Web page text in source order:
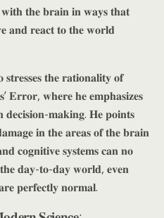
𝐭𝐡𝐞 𝐛𝐫𝐚𝐢𝐧 𝐢𝐧 𝐰𝐚𝐲𝐬 𝐭𝐡𝐚𝐭
𝐚𝐧𝐝 𝐫𝐞𝐚𝐜𝐭 𝐭𝐨 𝐭𝐡𝐞 𝐰𝐨𝐫𝐥𝐝
𝐭𝐡𝐞 𝐫𝐚𝐭𝐢𝐨𝐧𝐚𝐥𝐢𝐭𝐲 𝐨𝐟
𝐄𝐫𝐫𝐨𝐫, 𝐰𝐡𝐞𝐫𝐞 𝐡𝐞 𝐞𝐦𝐩𝐡𝐚𝐬𝐢𝐳𝐞𝐬
𝐝𝐞𝐜𝐢𝐬𝐢𝐨𝐧-𝐦𝐚𝐤𝐢𝐧𝐠. 𝐇𝐞 𝐩𝐨𝐢𝐧𝐭𝐬
𝐢𝐧 𝐭𝐡𝐞 𝐚𝐫𝐞𝐚𝐬 𝐨𝐟 𝐭𝐡𝐞 𝐛𝐫𝐚𝐢𝐧
𝐜𝐨𝐠𝐧𝐢𝐭𝐢𝐯𝐞 𝐬𝐲𝐬𝐭𝐞𝐦𝐬 𝐜𝐚𝐧 𝐧𝐨
𝐭𝐡𝐞 𝐝𝐚𝐲-𝐭𝐨-𝐝𝐚𝐲 𝐰𝐨𝐫𝐥𝐝, 𝐞𝐯𝐞𝐧
𝐩𝐞𝐫𝐟𝐞𝐜𝐭𝐥𝐲 𝐧𝐨𝐫𝐦𝐚𝐥.